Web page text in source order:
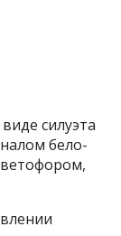
силуэта
бело-